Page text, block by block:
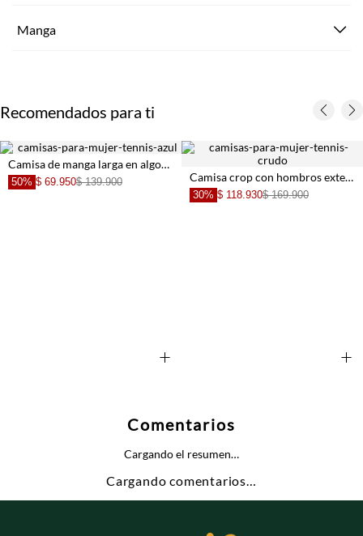
Manga
Recomendados para ti
+
Camisa de manga larga en algodón azul claro para mujer
50% $ 69.950$ 139.900
+
Camisa crop con hombros extendidos en algodón marfil para mujer
30% $ 118.930$ 169.900
Comentarios
Cargando el resumen…
Cargando comentarios…